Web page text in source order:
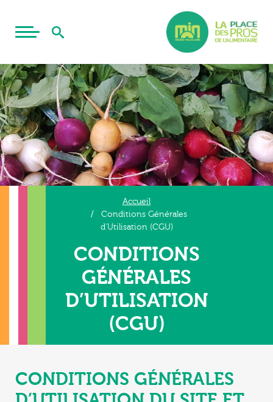
Accueil
Conditions Générales
d’Utilisation (CGU)
CONDITIONS
GÉNÉRALES
D’UTILISATION
(CGU)
CONDITIONS GÉNÉRALES